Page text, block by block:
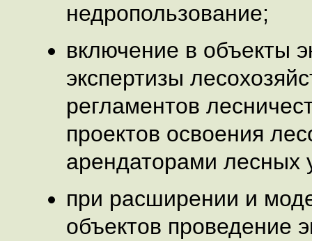
недропользование;
включение в объекты
экспертизы
регламентов
проектов освоения
арендаторами лесных
при расширении и
объектов проведение